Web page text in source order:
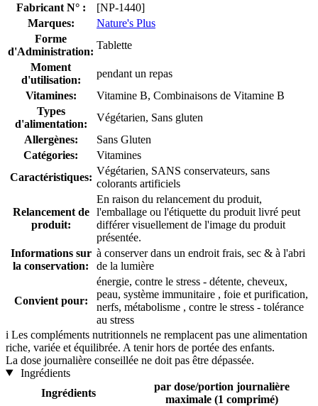
Fabricant N° :
[NP-1440]
Marques:
Nature's Plus
Forme
d'Administration:
Tablette
Moment
d'utilisation:
pendant un repas
Vitamines:
Vitamine B, Combinaisons de Vitamine B
Types
d'alimentation:
Végétarien, Sans gluten
Allergènes:
Sans Gluten
Catégories:
Vitamines
Caractéristiques:
Végétarien, SANS conservateurs, sans
colorants artificiels
Relancement de
produit:
En raison du relancement du produit,
l'emballage ou l'étiquette du produit livré peut
différer visuellement de l'image du produit
présentée.
Informations sur
la conservation:
à conserver dans un endroit frais, sec & à l'abri
de la lumière
Convient pour:
énergie, contre le stress - détente, cheveux,
peau, système immunitaire , foie et purification,
nerfs, métabolisme , contre le stress - tolérance
au stress
i Les compléments nutritionnels ne remplacent pas une alimentation
riche, variée et équilibrée. A tenir hors de portée des enfants.
La dose journalière conseillée ne doit pas être dépassée.
Ingrédients
Ingrédients
par dose/portion journalière
maximale (1 comprimé)